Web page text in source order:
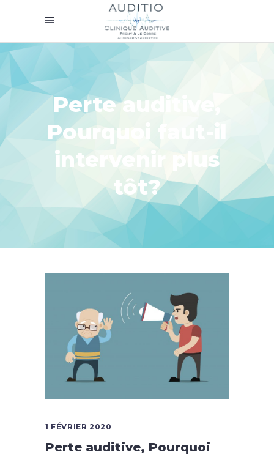
Perte auditive,
Pourquoi faut-il
intervenir plus
tôt?
1 FÉVRIER 2020
Perte auditive, Pourquoi